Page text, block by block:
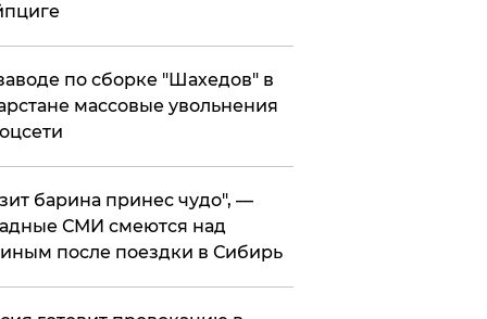
по сборке "Шахедов" в
массовые увольнения
барина принес чудо", —
СМИ смеются над
после поездки в Сибирь